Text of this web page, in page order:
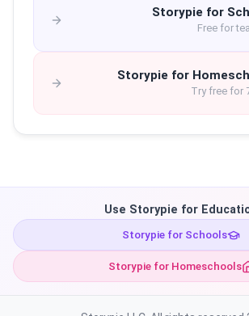
Storypie for
Free for
Storypie for
Try free for
Use Storypie for
Storypie for Schools
Storypie for Homeschools